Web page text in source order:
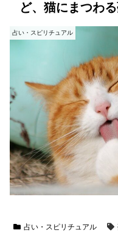
ど、猫にまつわ
占い・スピリチュアル
占い・スピリチュアル